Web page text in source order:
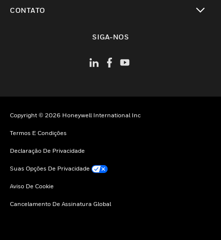
CONTATO
SIGA-NOS
Copyright © 2026 Honeywell International Inc
Termos E Condições
Declaração De Privacidade
Suas Opções De Privacidade
Aviso De Cookie
Cancelamento De Assinatura Global